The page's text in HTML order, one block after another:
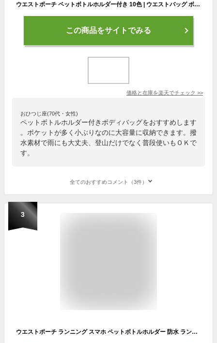
ウエストポーチ ペットボトルホルダー付き 10色 | ウエストバッグ ボディバッグ メンズ レディース 男女兼用 仕事 作業用 スマホ 多機能 アウトドア 大き目 斜めがけ 大容量 撥水 カジュアル おしゃれ 釣り ゴルフ アウトドア 登山 サイクリング 散歩 迷彩 黒 カーキ
この商品をサイトでみる
価格と在庫を楽天でチェック >>
おひつじ座(70代・女性)
ペットボトルホルダー付きボディバッグをおすすめします
。ポケットが多く小ぶりなのに大容量に収納できます。撥
水素材で雨にも大丈夫、登山だけでなく普段使いもＯＫで
す。
全てのおすすめコメント（3件）
3
ウエストポーチ ランニング スマホ ペットボトルホルダー 防水 ランニング ポーチ 夜間ウォーキング iPhone XS Max iPhone XS iPhone XR iPhone8 Plus iPhone7 5.5インチ以下 対応 レディース メンズ ジョギング ウォーキング サイクリング 登山 旅行